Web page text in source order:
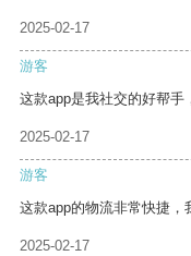
2025-02-17
游客
这款app是我社交的好帮手
2025-02-17
游客
这款app的物流非常快捷，
2025-02-17